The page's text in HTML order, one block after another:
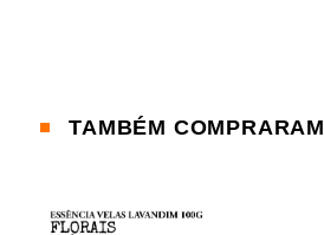
TAMBÉM COMPRARAM